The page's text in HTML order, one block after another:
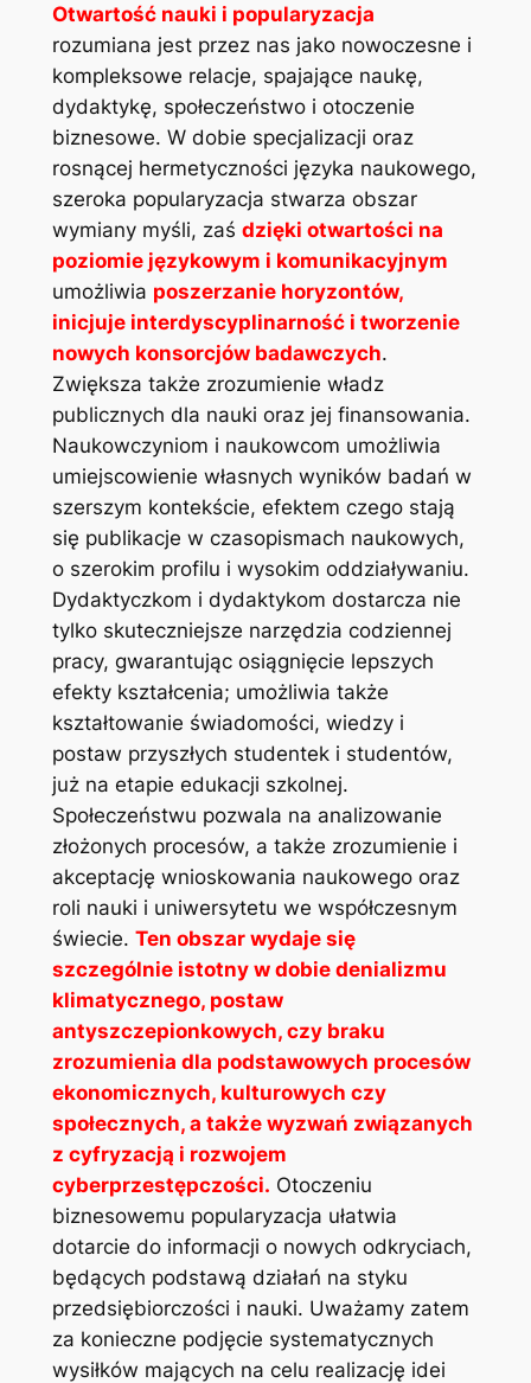
Otwartość nauki i popularyzacja
rozumiana jest przez nas jako nowoczesne i
kompleksowe relacje, spajające naukę,
dydaktykę, społeczeństwo i otoczenie
biznesowe. W dobie specjalizacji oraz
rosnącej hermetyczności języka naukowego,
szeroka popularyzacja stwarza obszar
wymiany myśli, zaś dzięki otwartości na
poziomie językowym i komunikacyjnym
umożliwia poszerzanie horyzontów,
inicjuje interdyscyplinarność i tworzenie
nowych konsorcjów badawczych.
Zwiększa także zrozumienie władz
publicznych dla nauki oraz jej finansowania.
Naukowczyniom i naukowcom umożliwia
umiejscowienie własnych wyników badań w
szerszym kontekście, efektem czego stają
się publikacje w czasopismach naukowych,
o szerokim profilu i wysokim oddziaływaniu.
Dydaktyczkom i dydaktykom dostarcza nie
tylko skuteczniejsze narzędzia codziennej
pracy, gwarantując osiągnięcie lepszych
efekty kształcenia; umożliwia także
kształtowanie świadomości, wiedzy i
postaw przyszłych studentek i studentów,
już na etapie edukacji szkolnej.
Społeczeństwu pozwala na analizowanie
złożonych procesów, a także zrozumienie i
akceptację wnioskowania naukowego oraz
roli nauki i uniwersytetu we współczesnym
świecie. Ten obszar wydaje się
szczególnie istotny w dobie denializmu
klimatycznego, postaw
antyszczepionkowych, czy braku
zrozumienia dla podstawowych procesów
ekonomicznych, kulturowych czy
społecznych, a także wyzwań związanych
z cyfryzacją i rozwojem
cyberprzestępczości. Otoczeniu
biznesowemu popularyzacja ułatwia
dotarcie do informacji o nowych odkryciach,
będących podstawą działań na styku
przedsiębiorczości i nauki. Uważamy zatem
za konieczne podjęcie systematycznych
wysiłków mających na celu realizację idei